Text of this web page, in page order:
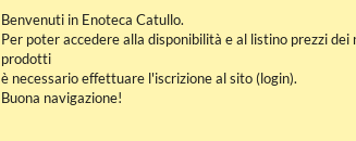
fonte.
Il malto è torbato a ben 50 ppm.
Viene schiacciato e agitato in un tine di
e robusto.
Il lievito selezionato e il tempo di
Benvenuti in Enoteca Catullo.
Per poter accedere alla disponibilità e al listino prezzi dei
prodotti
è necessario effettuare l'iscrizione al sito (login).
Buona navigazione!